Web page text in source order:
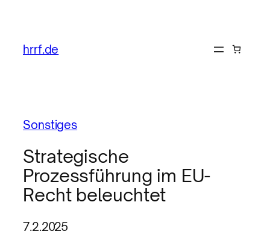
hrrf.de
Sonstiges
Strategische
Prozessführung im EU-
Recht beleuchtet
7.2.2025